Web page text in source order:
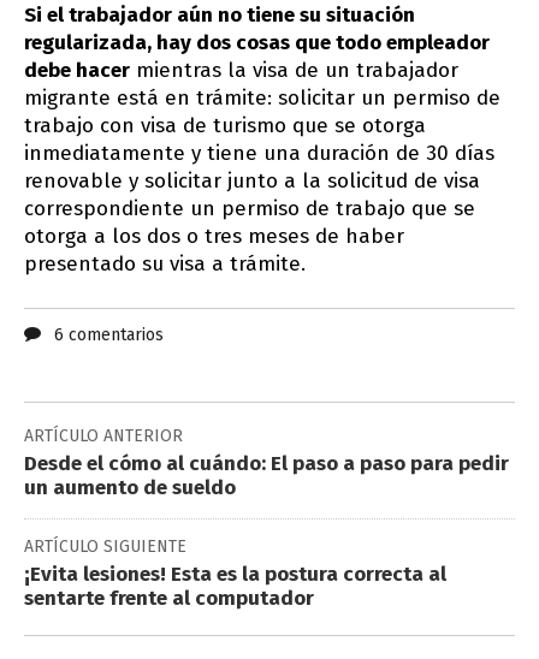
Si el trabajador aún no tiene su situación
regularizada, hay dos cosas que todo empleador
debe hacer mientras la visa de un trabajador
migrante está en trámite: solicitar un permiso de
trabajo con visa de turismo que se otorga
inmediatamente y tiene una duración de 30 días
renovable y solicitar junto a la solicitud de visa
correspondiente un permiso de trabajo que se
otorga a los dos o tres meses de haber
presentado su visa a trámite.
6 comentarios
ARTÍCULO ANTERIOR
Desde el cómo al cuándo: El paso a paso para pedir
un aumento de sueldo
ARTÍCULO SIGUIENTE
¡Evita lesiones! Esta es la postura correcta al
sentarte frente al computador